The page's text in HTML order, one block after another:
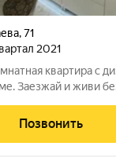
,71
2021
квартира с
живи без дополнительных
ремонтом в
для
Позвонить